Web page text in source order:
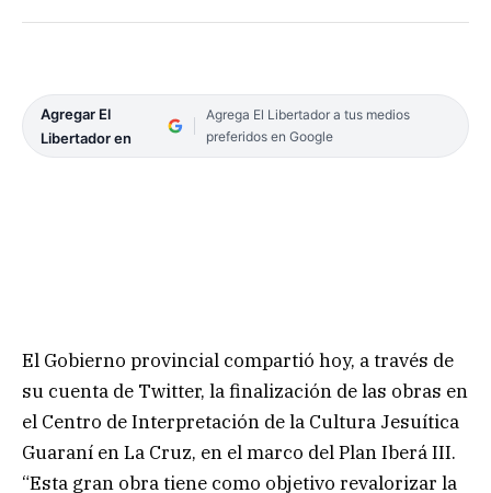
Agregar El
Libertador en
Agrega El Libertador a tus medios
preferidos en Google
El Gobierno provincial compartió hoy, a través de
su cuenta de Twitter, la finalización de las obras en
el Centro de Interpretación de la Cultura Jesuítica
Guaraní en La Cruz, en el marco del Plan Iberá III.
“Esta gran obra tiene como objetivo revalorizar la